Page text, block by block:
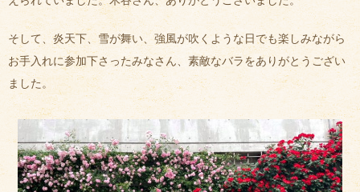
そして、炎天下、雪が舞い、強風が吹くような日でも楽しみながら
お手入れに参加下さったみなさん、素敵なバラをありがとうござい
ました。